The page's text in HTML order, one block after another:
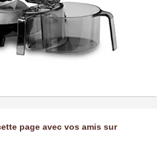
page avec vos amis sur